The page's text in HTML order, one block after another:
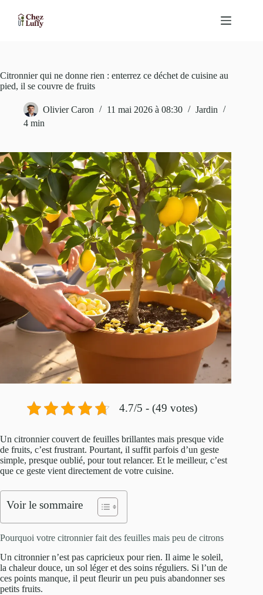
contenu
Citronnier qui ne donne rien : enterrez ce déchet de cuisine au
pied, il se couvre de fruits
Olivier Caron 11 mai 2026 à 08:30
Jardin
4 min
4.7/5 - (49 votes)
Un citronnier couvert de feuilles brillantes mais presque vide
de fruits, c’est frustrant. Pourtant, il suffit parfois d’un geste
simple, presque oublié, pour tout relancer. Et le meilleur, c’est
que ce geste vient directement de votre cuisine.
Voir le sommaire
Pourquoi votre citronnier fait des feuilles mais peu de citrons
Un citronnier n’est pas capricieux pour rien. Il aime le soleil,
la chaleur douce, un sol léger et des soins réguliers. Si l’un de
ces points manque, il peut fleurir un peu puis abandonner ses
petits fruits.